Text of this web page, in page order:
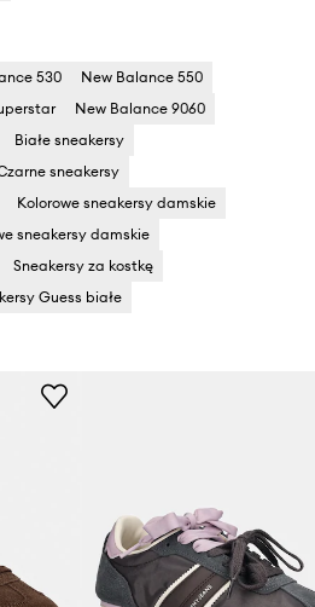
530
New Balance 550
New Balance 9060
Białe sneakersy
sneakersy
Kolorowe sneakersy damskie
sneakersy damskie
Sneakersy za kostkę
Guess białe